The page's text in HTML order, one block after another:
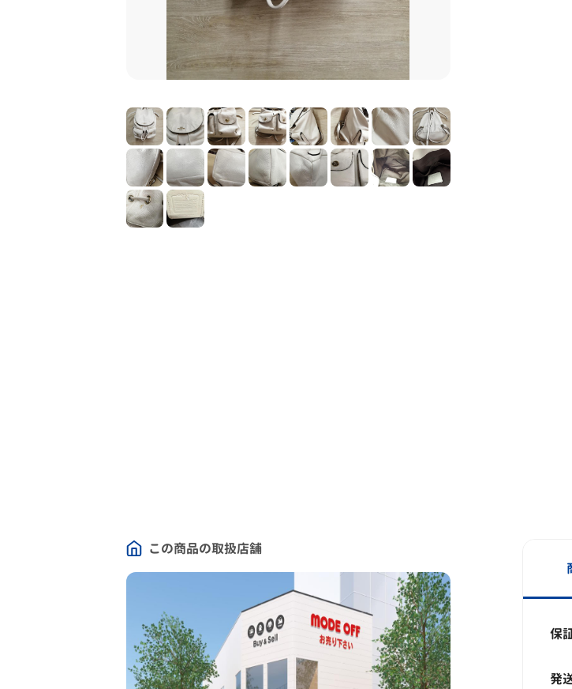
この商品の取扱店舗
保
発